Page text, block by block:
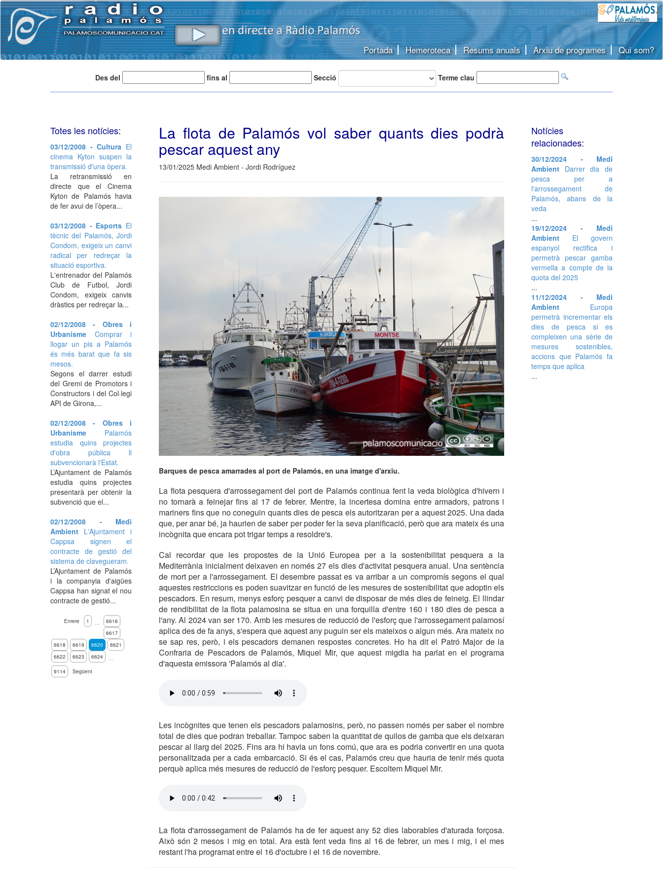
Portada Hemeroteca Resums anuals Arxiu de programes Qui som?
Des del fins al Secció Terme clau
La flota de Palamós vol saber quants dies podrà
pescar aquest any
13/01/2025 Medi Ambient - Jordi Rodríguez
Barques de pesca amarrades al port de Palamós, en una imatge d'arxiu.
La flota pesquera d'arrossegament del port de Palamós continua fent la veda biològica d'hivern i
no tornarà a feinejar fins al 17 de febrer. Mentre, la incertesa domina entre armadors, patrons i
mariners fins que no coneguin quants dies de pesca els autoritzaran per a aquest 2025. Una dada
que, per anar bé, ja haurien de saber per poder fer la seva planificació, però que ara mateix és una
incògnita que encara pot trigar temps a resoldre's.
Cal recordar que les propostes de la Unió Europea per a la sostenibilitat pesquera a la
Mediterrània inicialment deixaven en només 27 els dies d'activitat pesquera anual. Una sentència
de mort per a l'arrossegament. El desembre passat es va arribar a un compromís segons el qual
aquestes restriccions es poden suavitzar en funció de les mesures de sostenibilitat que adoptin els
pescadors. En resum, menys esforç pesquer a canvi de disposar de més dies de feineig. El llindar
de rendibilitat de la flota palamosina se situa en una forquilla d'entre 160 i 180 dies de pesca a
l'any. Al 2024 van ser 170. Amb les mesures de reducció de l'esforç que l'arrossegament palamosí
aplica des de fa anys, s'espera que aquest any puguin ser els mateixos o algun més. Ara mateix no
se sap res, però, i els pescadors demanen respostes concretes. Ho ha dit el Patró Major de la
Confraria de Pescadors de Palamós, Miquel Mir, que aquest migdia ha parlat en el programa
d'aquesta emissora 'Palamós al dia'.
Les incògnites que tenen els pescadors palamosins, però, no passen només per saber el nombre
total de dies que podran treballar. Tampoc saben la quantitat de quilos de gamba que els deixaran
pescar al llarg del 2025. Fins ara hi havia un fons comú, que ara es podria convertir en una quota
personalitzada per a cada embarcació. Si és el cas, Palamós creu que hauria de tenir més quota
perquè aplica més mesures de reducció de l'esforç pesquer. Escoltem Miquel Mir.
La flota d'arrossegament de Palamós ha de fer aquest any 52 dies laborables d'aturada forçosa.
Això són 2 mesos i mig en total. Ara està fent veda fins al 16 de febrer, un mes i mig, i el mes
restant l'ha programat entre el 16 d'octubre i el 16 de novembre.
Totes les notícies:
03/12/2008 - Cultura El
cinema Kyton suspen la
transmissió d'una òpera.
La retransmissió en
directe que el Cinema
Kyton de Palamós havia
de fer avui de l’òpera...
03/12/2008 - Esports El
tècnic del Palamós, Jordi
Condom, exigeix un canvi
radical per redreçar la
situació esportiva.
L'entrenador del Palamós
Club de Futbol, Jordi
Condom, exigeix canvis
dràstics per redreçar la...
02/12/2008 - Obres i
Urbanisme Comprar i
llogar un pis a Palamós
és més barat que fa sis
mesos.
Segons el darrer estudi
del Gremi de Promotors i
Constructors i del Col·legi
API de Girona,...
02/12/2008 - Obres i
Urbanisme Palamós
estudia quins projectes
d'obra pública li
subvencionarà l'Estat.
L’Ajuntament de Palamós
estudia quins projectes
presentarà per obtenir la
subvenció que el...
02/12/2008 - Medi
Ambient L'Ajuntament i
Cappsa signen el
contracte de gestió del
sistema de clavegueram.
L’Ajuntament de Palamós
i la companyia d'aigües
Cappsa han signat el nou
contracte de gestió...
Enrere 1 …
6616
6617
6618
6619 6620
6621
6622
6623 6624
…
9114
Següent
Notícies
relacionades:
30/12/2024 - Medi
Ambient Darrer dia de
pesca per a
l'arrossegament de
Palamós, abans de la
veda
...
19/12/2024 - Medi
Ambient El govern
espanyol rectifica i
permetrà pescar gamba
vermella a compte de la
quota del 2025
...
11/12/2024 - Medi
Ambient Europa
permetrà incrementar els
dies de pesca si es
compleixen una sèrie de
mesures sostenibles,
accions que Palamós fa
temps que aplica
...